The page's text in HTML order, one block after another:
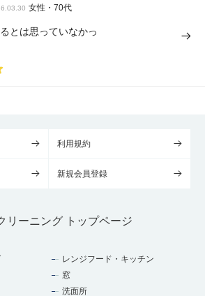
女性・70代
とは思っていなかっ
利用規約
新規会員登録
リーニング トップページ
レンジフード・キッチン
窓
洗面所